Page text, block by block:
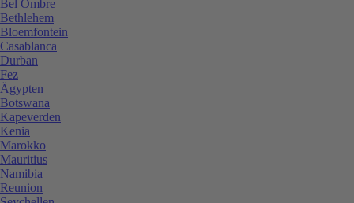
Bel Ombre
Bethlehem
Bloemfontein
Casablanca
Durban
Fez
Ägypten
Botswana
Kapeverden
Kenia
Marokko
Mauritius
Namibia
Reunion